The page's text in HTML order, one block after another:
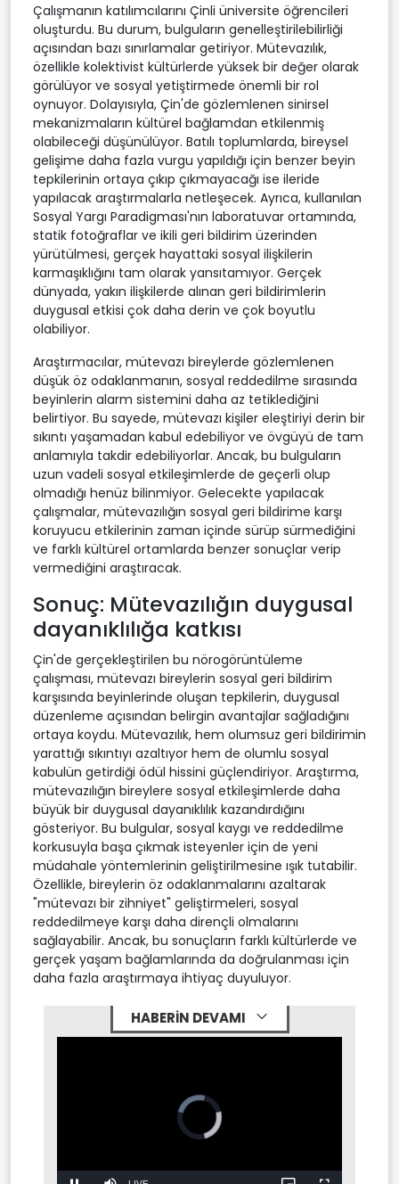
Çalışmanın katılımcılarını Çinli üniversite öğrencileri
oluşturdu. Bu durum, bulguların genelleştirilebilirliği
açısından bazı sınırlamalar getiriyor. Mütevazılık,
özellikle kolektivist kültürlerde yüksek bir değer olarak
görülüyor ve sosyal yetiştirmede önemli bir rol
oynuyor. Dolayısıyla, Çin'de gözlemlenen sinirsel
mekanizmaların kültürel bağlamdan etkilenmiş
olabileceği düşünülüyor. Batılı toplumlarda, bireysel
gelişime daha fazla vurgu yapıldığı için benzer beyin
tepkilerinin ortaya çıkıp çıkmayacağı ise ileride
yapılacak araştırmalarla netleşecek. Ayrıca, kullanılan
Sosyal Yargı Paradigması'nın laboratuvar ortamında,
statik fotoğraflar ve ikili geri bildirim üzerinden
yürütülmesi, gerçek hayattaki sosyal ilişkilerin
karmaşıklığını tam olarak yansıtamıyor. Gerçek
dünyada, yakın ilişkilerde alınan geri bildirimlerin
duygusal etkisi çok daha derin ve çok boyutlu
olabiliyor.
Araştırmacılar, mütevazı bireylerde gözlemlenen
düşük öz odaklanmanın, sosyal reddedilme sırasında
beyinlerin alarm sistemini daha az tetiklediğini
belirtiyor. Bu sayede, mütevazı kişiler eleştiriyi derin bir
sıkıntı yaşamadan kabul edebiliyor ve övgüyü de tam
anlamıyla takdir edebiliyorlar. Ancak, bu bulguların
uzun vadeli sosyal etkileşimlerde de geçerli olup
olmadığı henüz bilinmiyor. Gelecekte yapılacak
çalışmalar, mütevazılığın sosyal geri bildirime karşı
koruyucu etkilerinin zaman içinde sürüp sürmediğini
ve farklı kültürel ortamlarda benzer sonuçlar verip
vermediğini araştıracak.
Sonuç: Mütevazılığın duygusal
dayanıklılığa katkısı
Çin'de gerçekleştirilen bu nörogörüntüleme
çalışması, mütevazı bireylerin sosyal geri bildirim
karşısında beyinlerinde oluşan tepkilerin, duygusal
düzenleme açısından belirgin avantajlar sağladığını
ortaya koydu. Mütevazılık, hem olumsuz geri bildirimin
yarattığı sıkıntıyı azaltıyor hem de olumlu sosyal
kabulün getirdiği ödül hissini güçlendiriyor. Araştırma,
mütevazılığın bireylere sosyal etkileşimlerde daha
büyük bir duygusal dayanıklılık kazandırdığını
gösteriyor. Bu bulgular, sosyal kaygı ve reddedilme
korkusuyla başa çıkmak isteyenler için de yeni
müdahale yöntemlerinin geliştirilmesine ışık tutabilir.
Özellikle, bireylerin öz odaklanmalarını azaltarak
"mütevazı bir zihniyet" geliştirmeleri, sosyal
reddedilmeye karşı daha dirençli olmalarını
sağlayabilir. Ancak, bu sonuçların farklı kültürlerde ve
gerçek yaşam bağlamlarında da doğrulanması için
daha fazla araştırmaya ihtiyaç duyuluyor.
HABERİN DEVAMI